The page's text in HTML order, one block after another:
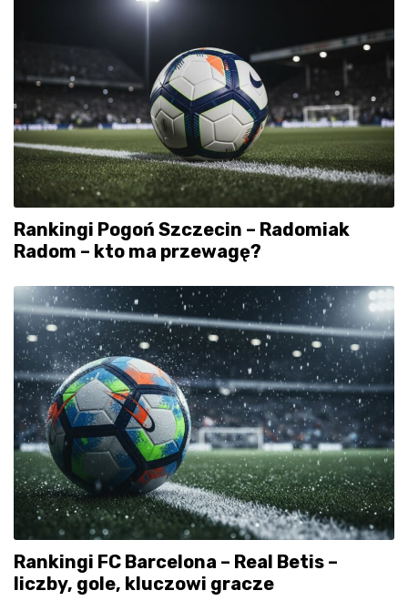
Rankingi Pogoń Szczecin – Radomiak
Radom – kto ma przewagę?
Rankingi FC Barcelona – Real Betis –
liczby, gole, kluczowi gracze